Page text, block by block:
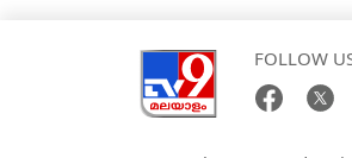
FOLLOW